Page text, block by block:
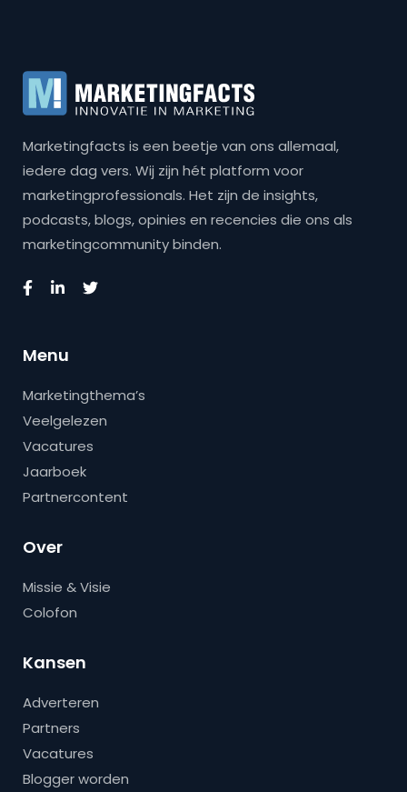
Marketingfacts is een beetje van ons allemaal,
iedere dag vers. Wij zijn hét platform voor
marketingprofessionals. Het zijn de insights,
podcasts, blogs, opinies en recencies die ons als
marketingcommunity binden.
Menu
Marketingthema’s
Veelgelezen
Vacatures
Jaarboek
Partnercontent
Over
Missie & Visie
Colofon
Kansen
Adverteren
Partners
Vacatures
Blogger worden